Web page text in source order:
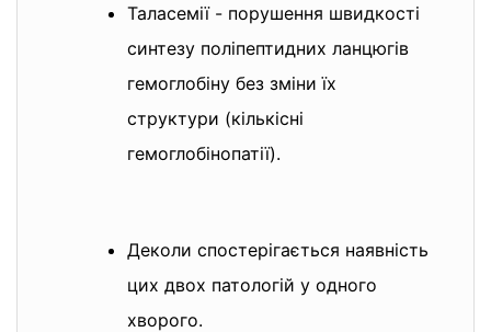
Таласемії - порушення швидкості
синтезу поліпептидних ланцюгів
гемоглобіну без зміни їх
структури (кількісні
гемоглобінопатії).
Деколи спостерігається наявність
цих двох патологій у одного
хворого.